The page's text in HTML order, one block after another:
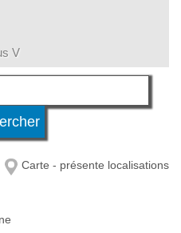
V
Carte - présente localisations